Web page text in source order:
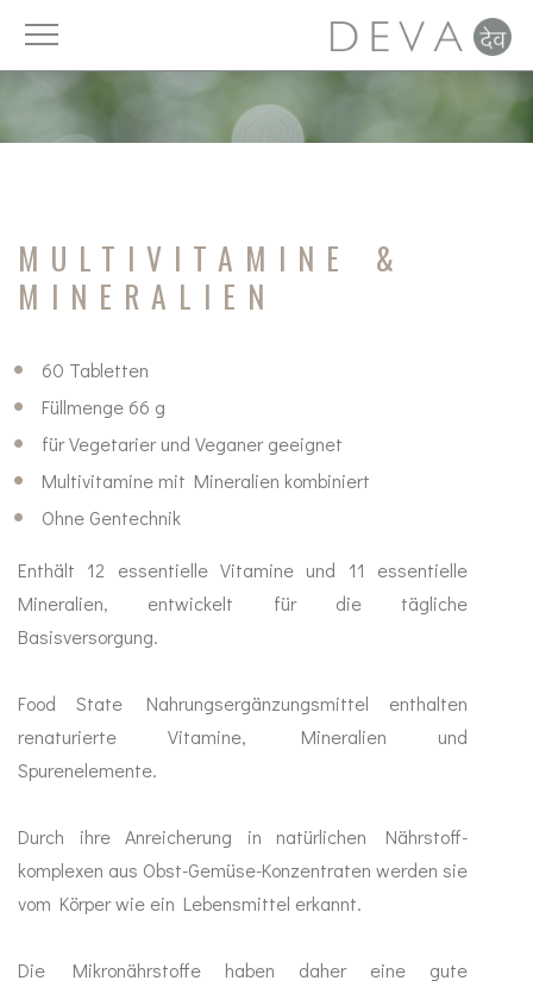
MULTIVITAMINE &
MINERALIEN
60 Tabletten
Füllmenge 66 g
für Vegetarier und Veganer geeignet
Multivitamine mit Mineralien kombiniert
Ohne Gentechnik
Enthält 12 essentielle Vitamine und 11 essentielle
Mineralien, entwickelt für die tägliche
Basisversorgung.
Food State Nahrungsergänzungsmittel enthalten
renaturierte Vitamine, Mineralien und
Spurenelemente.
Durch ihre Anreicherung in natürlichen Nährstoff-
komplexen aus Obst-Gemüse-Konzentraten werden sie
vom Körper wie ein Lebensmittel erkannt.
Die Mikronährstoffe haben daher eine gute
DAYAhealth
Spurenelemente
Zellschutz
Pro- und Präbiotika
Abwehr stärken
Anti Stress
Mood Balance
Ayurveda
Gewürze
Luft
Ernährung
Bewegung
Detox
Sinn